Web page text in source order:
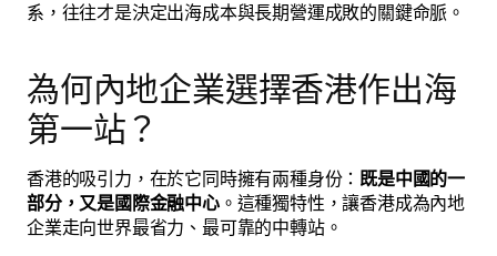
系，往往才是決定出海成本與長期營運成敗的關鍵命脈。
為何內地企業選擇香港作出海
第一站？
香港的吸引力，在於它同時擁有兩種身份： 既是中國的一
部分，又是國際金融中心。這種獨特性，讓香港成為內地
企業走向世界最省力、最可靠的中轉站。